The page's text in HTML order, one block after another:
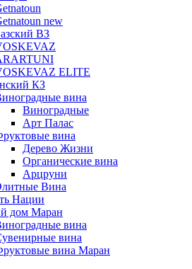
new
ВЗ
ELITE
КЗ
вина
Виноградные
Арт Палас
вина
Дерево Жизни
Органические вина
Арцруни
Вина
Нации
дом Маран
вина
вина
вина Маран